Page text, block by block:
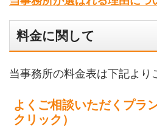
料金に関して
当事務所の料金表は下記より
よくご相談いただくプラ
クリック）